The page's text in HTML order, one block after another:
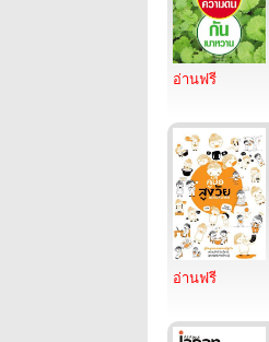
อ่านฟรี
อ่านฟรี